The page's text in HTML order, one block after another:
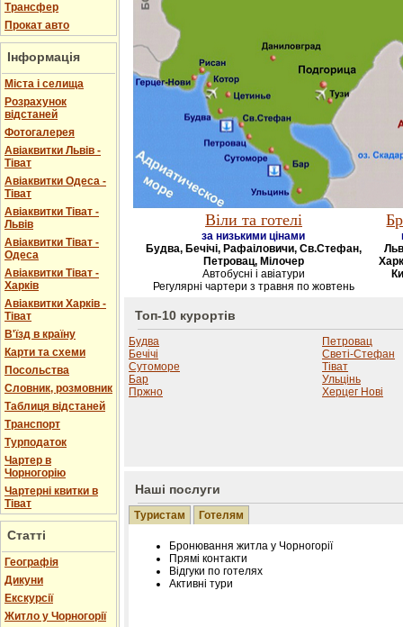
Трансфер
Прокат авто
Інформація
Міста і селища
Розрахунок
відстаней
Фотогалерея
Авіаквитки Львів -
Тіват
Авіаквитки Одеса -
Тіват
Авіаквитки Тіват -
Львів
Авіаквитки Тіват -
Одеса
Авіаквитки Тіват -
Харків
Авіаквитки Харків -
Тіват
В'їзд в країну
Карти та схеми
Посольства
Словник, розмовник
Таблиця відстаней
Транспорт
Турподаток
Чартер в
Чорногорію
Чартерні квитки в
Тіват
Статті
Географія
Дикуни
Екскурсії
Житло у Чорногорії
Віли та готелі
за низькими цінами
Будва, Бечічі, Рафаіловичи, Св.Стефан,
Петровац, Мілочер
Автобусні і авіатури
Регулярні чартери з травня по жовтень
Топ-10 курортів
Будва
Бечічі
Сутоморе
Бар
Пржно
Петровац
Светі-Стефан
Тіват
Ульцінь
Херцег Нові
Наші послуги
Туристам Готелям
Бронювання житла у Чорногорії
Прямі контакти
Відгуки по готелях
Активні тури